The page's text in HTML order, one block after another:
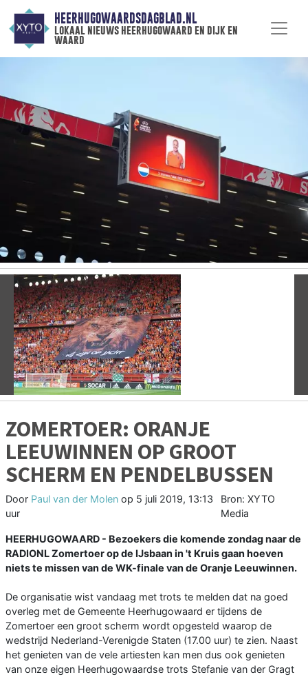
HEERHUGOWAARDSDAGBLAD.NL
lokaal nieuws heerhugowaard en dijk en
waard
Vorige
ZOMERTOER: ORANJE
LEEUWINNEN OP GROOT
SCHERM EN PENDELBUSSEN
Door Paul van der Molen op 5 juli 2019, 13:13
uur
Bron: XYTO
Media
HEERHUGOWAARD - Bezoekers die komende zondag naar de
RADIONL Zomertoer op de IJsbaan in 't Kruis gaan hoeven
niets te missen van de WK-finale van de Oranje Leeuwinnen.
De organisatie wist vandaag met trots te melden dat na goed
overleg met de Gemeente Heerhugowaard er tijdens de
Zomertoer een groot scherm wordt opgesteld waarop de
wedstrijd Nederland-Verenigde Staten (17.00 uur) te zien. Naast
het genieten van de vele artiesten kan men dus ook genieten
van onze eigen Heerhugowaardse trots Stefanie van der Gragt